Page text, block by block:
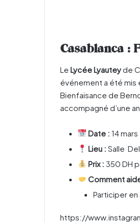
Casablanca :
Le Lycée Lyauteyde
événement a été mis
Bienfaisance de
accompagné d’une
Date : 14
Lieu :Salle
Prix : 350 DH
Comment
Participer
https://